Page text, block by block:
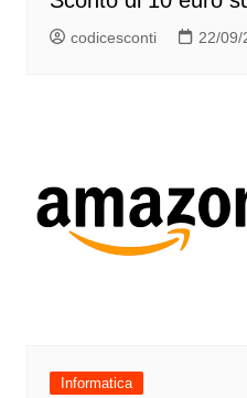
codicesconti 22/09/
Informatica